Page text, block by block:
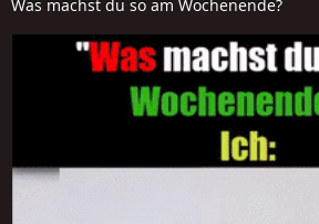
Was machst du so am Wochenende?